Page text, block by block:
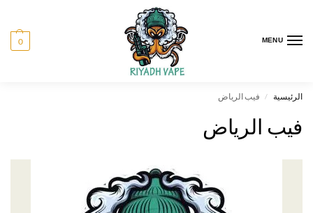
MENU
0
الرئيسية / فيب الرياض
فيب الرياض